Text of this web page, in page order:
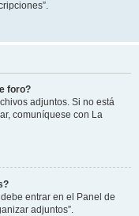
foro?
adjuntos. Si no está
comuníquese con La
entrar en el Panel de
adjuntos”.